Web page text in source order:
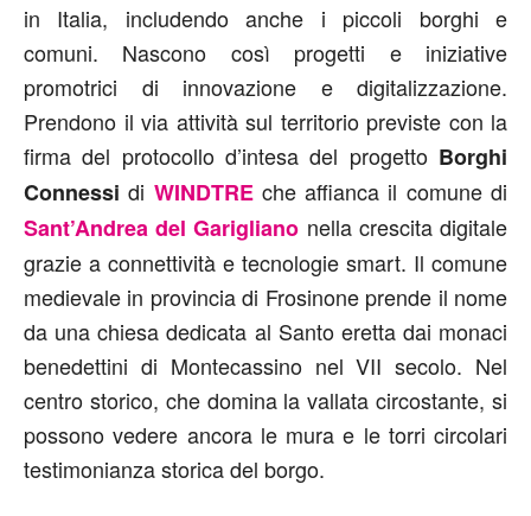
in Italia, includendo anche i piccoli borghi e
comuni. Nascono così progetti e iniziative
promotrici di innovazione e digitalizzazione.
Prendono il via attività sul territorio previste con la
firma del protocollo d’intesa del progetto Borghi
Connessi di WINDTREche affianca il comune di
Sant’Andrea del Garigliano nella crescita digitale
grazie a connettività e tecnologie smart. Il comune
medievale in provincia di Frosinone prende il nome
da una chiesa dedicata al Santo eretta dai monaci
benedettini di Montecassino nel VII secolo. Nel
centro storico, che domina la vallata circostante, si
possono vedere ancora le mura e le torri circolari
testimonianza storica del borgo.